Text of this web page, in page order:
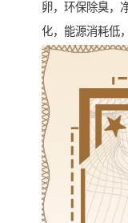
卵，环保除臭，
化，能源消耗低